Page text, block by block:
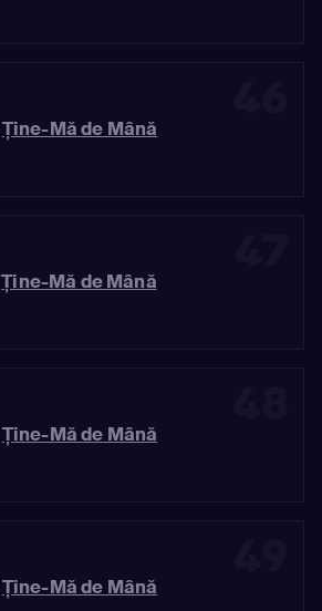
Ține-Mă de Mână
Ține-Mă de Mână
Ține-Mă de Mână
Ține-Mă de Mână